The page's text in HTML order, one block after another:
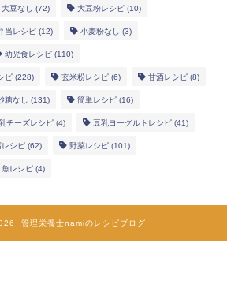
大豆なし (72) 大豆粉レシピ (10)
当レシピ (12) 小麦粉なし (3)
幼児食レシピ (110)
ピ (228) 玄米粉レシピ (6) 甘酒レシピ (8)
糖なし (131) 簡単レシピ (16)
チーズレシピ (4) 豆乳ヨーグルトレシピ (41)
レシピ (62) 野菜レシピ (101)
魚レシピ (4)
管理栄養士namiのレシピブログ
幼児食レシピ
米粉レシピ
works